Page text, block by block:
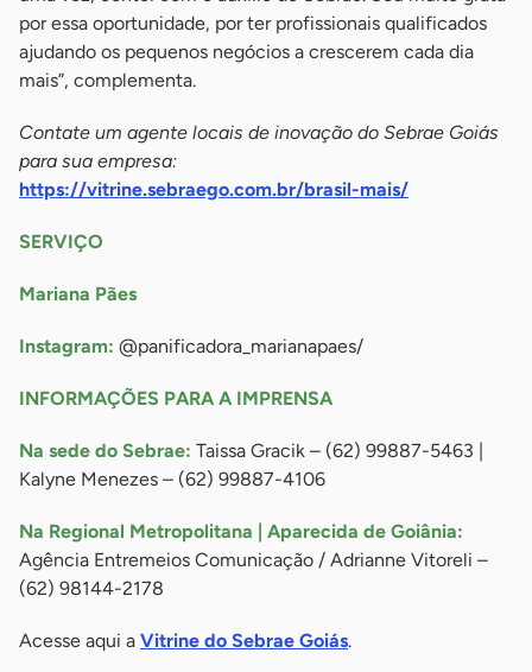
por essa oportunidade, por ter profissionais qualificados
ajudando os pequenos negócios a crescerem cada dia
mais”, complementa.
Contate um agente locais de inovação do Sebrae Goiás
para sua empresa:
https://vitrine.sebraego.com.br/brasil-mais/
SERVIÇO
Mariana Pães
Instagram: @panificadora_marianapaes/
INFORMAÇÕES PARA A IMPRENSA
Na sede do Sebrae: Taissa Gracik – (62) 99887-5463 |
Kalyne Menezes – (62) 99887-4106
Na Regional Metropolitana | Aparecida de Goiânia:
Agência Entremeios Comunicação / Adrianne Vitoreli –
(62) 98144-2178
Acesse aqui a Vitrine do Sebrae Goiás.